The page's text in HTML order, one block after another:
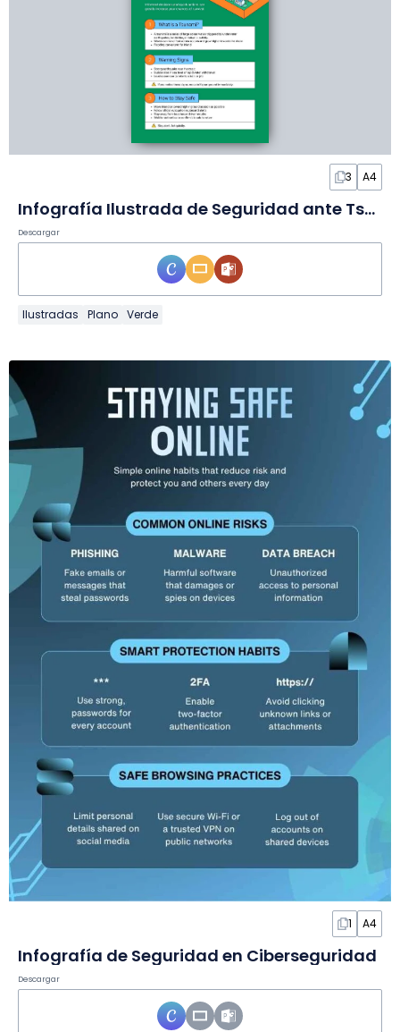
3 A4
Infografía Ilustrada de Seguridad ante Tsunamis
Descargar
Ilustradas Plano Verde
1 A4
Infografía de Seguridad en Ciberseguridad
Descargar